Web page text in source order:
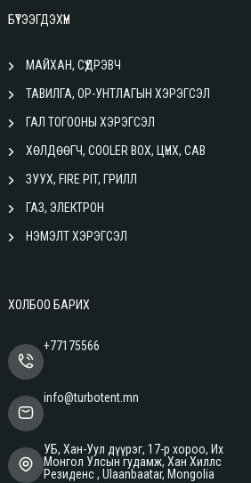
БҮТЭЭГДЭХҮҮН
МАЙХАН, СҮҮДРЭВЧ
ТАВИЛГА, ОР-УНТЛАГЫН ХЭРЭГСЭЛ
ГАЛ ТОГООНЫ ХЭРЭГСЭЛ
ХӨЛДӨӨГЧ, COOLER BOX, ЦҮНХ, САВ
ЗУУХ, FIRE PIT, ГРИЛЛ
ГАЗ, ЭЛЕКТРОН
НЭМЭЛТ ХЭРЭГСЭЛ
ХОЛБОО БАРИХ
+77175566
info@turbotent.mn
УБ, Хан-Уул дүүрэг, 17-р хороо, Их
Монгол Улсын гудамж, Хан Хиллс
Резиденс , Ulaanbaatar, Mongolia